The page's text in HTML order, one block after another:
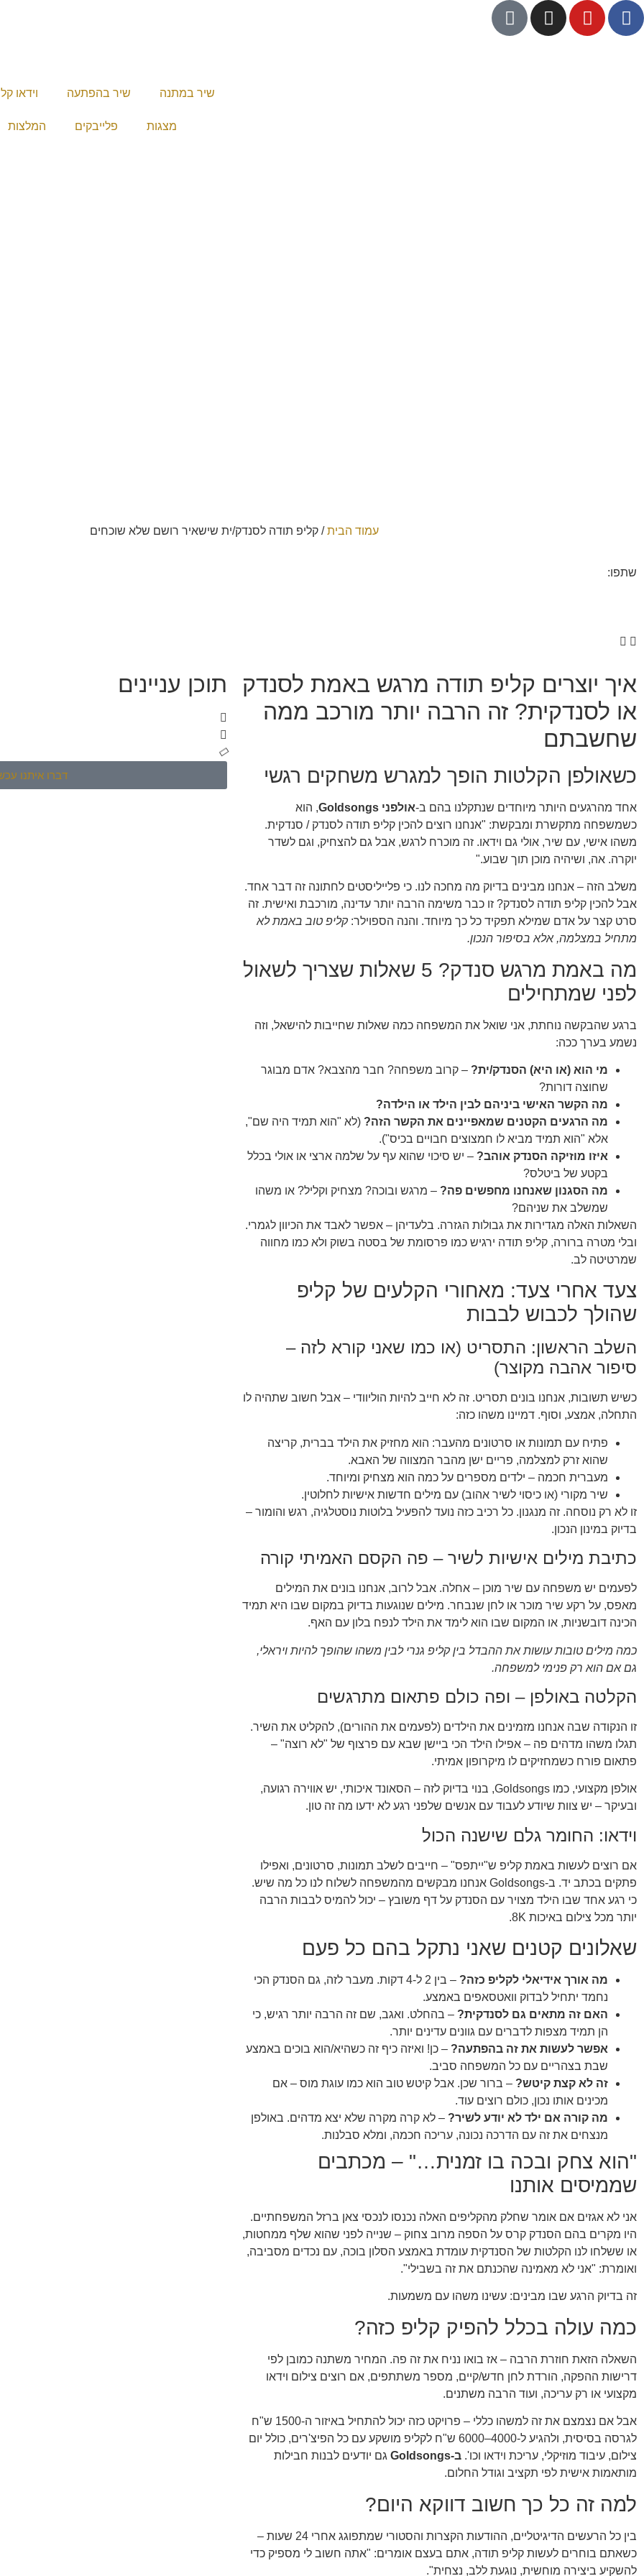
שיר במתנה שיר בהפתעה וידאו
מצגות פלייבקים המלצות
עמוד הבית/ קליפ תודה לסנדק/ית שישאיר רושם שלא שוכחים
שתפו:
איך יוצרים קליפ תודה מרגש באמת לסנדק
או לסנדקית? זה הרבה יותר מורכב ממה
שחשבתם
כשאולפן הקלטות הופך למגרש משחקים רגשי
אחד מהרגעים היותר מיוחדים שנתקלנו בהם ב-אולפני Goldsongs
, הוא
כשמשפחה מתקשרת ומבקשת: "אנחנו רוצים להכין קליפ תודה לסנדק / סנדקית.
משהו אישי, עם שיר, אולי גם וידאו. זה מוכרח לרגש, אבל גם להצחיק, וגם לשדר
יוקרה. אה, ושיהיה מוכן תוך שבוע."
משלב הזה – אנחנו מבינים בדיוק מה מחכה לנו. כי פלייליסטים לחתונה זה דבר אחד.
אבל להכין קליפ תודה לסנדק? זו כבר משימה הרבה יותר עדינה, מורכבת ואישית. זה
סרט קצר על אדם שמילא תפקיד כל כך מיוחד. והנה הספוילר: קליפ טוב באמת לא
מתחיל במצלמה, אלא בסיפור הנכון.
מה באמת מרגש סנדק? 5 שאלות שצריך לשאול
לפני שמתחילים
ברגע שהבקשה נוחתת, אני שואל את המשפחה כמה שאלות שחייבות להישאל, וזה
נשמע בערך ככה:
מי הוא (או היא) הסנדק/ית? – קרוב משפחה? חבר מהצבא? אדם מבוגר
שחוצה דורות?
מה הקשר האישי ביניהם לבין הילד או הילדה?
מה הרגעים הקטנים שמאפיינים את הקשר הזה? (לא "הוא תמיד היה שם",
אלא "הוא תמיד מביא לו חמצוצים חבויים בכיס").
איזו מוזיקה הסנדק אוהב? – יש סיכוי שהוא עף על שלמה ארצי או אולי בכלל
בקטע של ביטלס?
מה הסגנון שאנחנו מחפשים פה? – מרגש ובוכה? מצחיק וקליל? או משהו
שמשלב את שניהם?
השאלות האלה מגדירות את גבולות הגזרה. בלעדיהן – אפשר לאבד את הכיוון לגמרי.
ובלי מטרה ברורה, קליפ תודה ירגיש כמו פרסומת של בסטה בשוק ולא כמו מחווה
שמרטיטה לב.
צעד אחרי צעד: מאחורי הקלעים של קליפ
שהולך לכבוש לבבות
השלב הראשון: התסריט (או כמו שאני קורא לזה –
סיפור אהבה מקוצר)
כשיש תשובות, אנחנו בונים תסריט. זה לא חייב להיות הוליוודי – אבל חשוב שתהיה לו
התחלה, אמצע, וסוף. דמיינו משהו כזה:
פתיח עם תמונות או סרטונים מהעבר: הוא מחזיק את הילד בברית, קריצה
שהוא זרק למצלמה, פריים ישן מהבר המצווה של האבא.
מעברית חכמה – ילדים מספרים על כמה הוא מצחיק ומיוחד.
שיר מקורי (או כיסוי לשיר אהוב) עם מילים חדשות אישיות לחלוטין.
זו לא רק נוסחה. זה מנגנון. כל רכיב כזה נועד להפעיל בלוטות נוסטלגיה, רגש והומור –
בדיוק במינון הנכון.
כתיבת מילים אישיות לשיר – פה הקסם האמיתי קורה
לפעמים יש משפחה עם שיר מוכן – אחלה. אבל לרוב, אנחנו בונים את המילים
מאפס, על רקע שיר מוכר או לחן שנבחר. מילים שנוגעות בדיוק במקום שבו היא תמיד
הכינה דובשניות, או המקום שבו הוא לימד את הילד לנפח בלון עם האף.
כמה מילים טובות עושות את ההבדל בין קליפ גנרי לבין משהו שהופך להיות ויראלי,
גם אם הוא רק פנימי למשפחה.
הקלטה באולפן – ופה כולם פתאום מתרגשים
זו הנקודה שבה אנחנו מזמינים את הילדים (לפעמים את ההורים), להקליט את השיר.
תגלו משהו מדהים פה – אפילו הילד הכי ביישן שבא עם פרצוף של "לא רוצה" –
פתאום פורח כשמחזיקים לו מיקרופון אמיתי.
אולפן מקצועי, כמו Goldsongs, בנוי בדיוק לזה – הסאונד איכותי, יש אווירה רגועה,
ובעיקר – יש צוות שיודע לעבוד עם אנשים שלפני רגע לא ידעו מה זה טון.
וידאו: החומר גלם שישנה הכול
אם רוצים לעשות באמת קליפ ש"ייתפס" – חייבים לשלב תמונות, סרטונים, ואפילו
פתקים בכתב יד. ב-Goldsongs אנחנו מבקשים מהמשפחה לשלוח לנו כל מה שיש.
כי רגע אחד שבו הילד מצויר עם הסנדק על דף משובץ – יכול להמיס לבבות הרבה
יותר מכל צילום באיכות 8K.
שאלונים קטנים שאני נתקל בהם כל פעם
מה אורך אידיאלי לקליפ כזה?
– בין 2 ל-4 דקות. מעבר לזה, גם הסנדק הכי
נחמד יתחיל לבדוק וואטסאפים באמצע.
האם זה מתאים גם לסנדקית? – בהחלט. ואגב, שם זה הרבה יותר רגיש, כי
הן תמיד מצפות לדברים עם גוונים עדינים יותר.
אפשר לעשות את זה בהפתעה? – כן! ואיזה כיף זה כשהיא/הוא בוכים באמצע
שבת בצהריים עם כל המשפחה סביב.
זה לא קצת קיטש? – ברור שכן. אבל קיטש טוב הוא כמו עוגת מוס – אם
מכינים אותו נכון, כולם רוצים עוד.
מה קורה אם ילד לא יודע לשיר? – לא קרה מקרה שלא יצא מדהים. באולפן
מנצחים את זה עם הדרכה נכונה, עריכה חכמה, ומלא סבלנות.
"הוא צחק ובכה בו זמנית…" – מכתבים
שממיסים אותנו
אני לא אגזים אם אומר שחלק מהקליפים האלה נכנסו לנכסי צאן ברזל המשפחתיים.
היו מקרים בהם הסנדק קרס על הספה מרוב צחוק – שנייה לפני שהוא שלף ממחטות,
או ששלחו לנו הקלטות של הסנדקית עומדת באמצע הסלון בוכה, עם נכדים מסביבה,
ואומרת: "אני לא מאמינה שהכנתם את זה בשבילי".
זה בדיוק הרגע שבו מבינים: עשינו משהו עם משמעות.
כמה עולה בכלל להפיק קליפ כזה?
השאלה הזאת חוזרת הרבה – אז בואו נניח את זה פה. המחיר משתנה כמובן לפי
דרישות ההפקה, הורדת לחן חדש/קיים, מספר משתתפים, אם רוצים צילום וידאו
מקצועי או רק עריכה, ועוד הרבה משתנים.
אבל אם נצמצם את זה למשהו כללי – פרויקט כזה יכול להתחיל באיזור ה-1500 ש"ח
לגרסה בסיסית, ולהגיע ל-4000–6000 ש"ח לקליפ מושקע עם כל הפיצ'רים, כולל יום
צילום, עיבוד מוזיקלי, עריכת וידאו וכו'. ב-Goldsongs
גם יודעים לבנות חבילות
מותאמות אישית לפי תקציב וגודל החלום.
למה זה כל כך חשוב דווקא היום?
בין כל הרעשים הדיגיטליים, ההודעות הקצרות והסטורי שמתפוגג אחרי 24 שעות –
כשאתם בוחרים לעשות קליפ תודה, אתם בעצם אומרים: "אתה חשוב לי מספיק כדי
להשקיע ביצירה מוחשית, נוגעת ללב, נצחית".
תוכן עניינים
דברו איתנו